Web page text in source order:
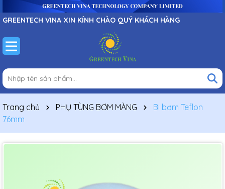
GREENTECH VINA XIN KÍNH CHÀO QUÝ KHÁCH HÀNG
Trang chủ PHỤ TÙNG BƠM MÀNG
Bi bơm Teflon
76mm